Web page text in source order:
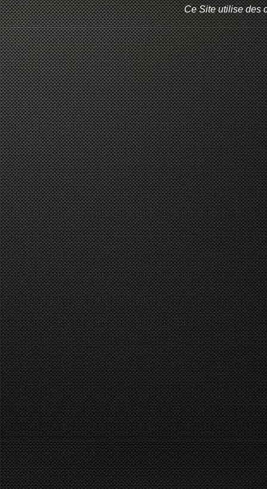
Ce Site utilise des